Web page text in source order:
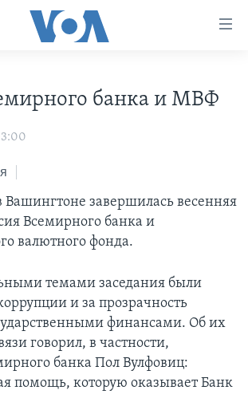
YORK
ПУТЕШЕСТВИЕ
ИСТОРИЯ
ГОРОДКИ
ФЕЙКОВ
банка и МВФ
Вашингтоне завершилась весенняя
Всемирного банка и
валютного фонда.
темами заседания были
и за прозрачность
финансами. Об их
говорил, в частности,
банка Пол Вулфовиц:
помощь, которую оказывает Банк